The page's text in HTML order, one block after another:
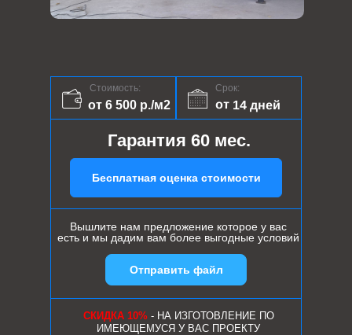
Срок:
от 14 дней
Стоимость:
от 6 500 р./м2
Гарантия 60 мес.
Бесплатная оценка стоимости
Вышлите нам предложение которое у вас
есть и мы дадим вам более выгодные условий
СКИДКА 10%- НА ИЗГОТОВЛЕНИЕ ПО
ИМЕЮЩЕМУСЯ У ВАС ПРОЕКТУ
Отправить файл